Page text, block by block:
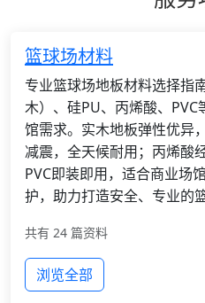
篮球场材料
专业篮球场地板材料选择指
木）、硅PU、丙烯酸、
馆需求。实木地板弹性优异
减震，全天候耐用；丙烯酸
PVC即装即用，适合商业场
护，助力打造安全、专业的
共有 24 篇资料
浏览全部